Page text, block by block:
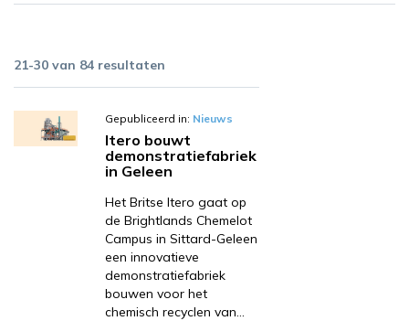
21-30 van 84 resultaten
Gepubliceerd in: Nieuws
Itero bouwt
demonstratiefabriek
in Geleen
Het Britse Itero gaat op
de Brightlands Chemelot
Campus in Sittard-Geleen
een innovatieve
demonstratiefabriek
bouwen voor het
chemisch recyclen van…